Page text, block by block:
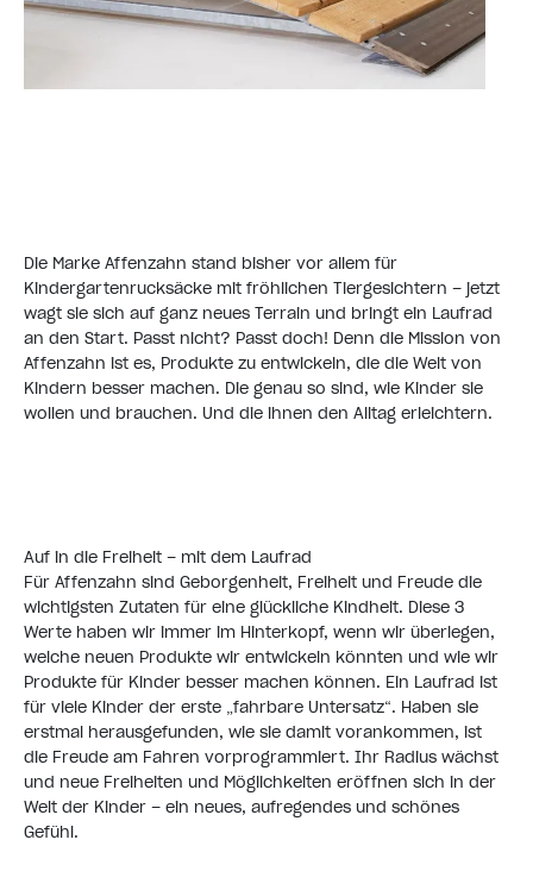
Die Marke Affenzahn stand bisher vor allem für
Kindergartenrucksäcke mit fröhlichen Tiergesichtern – jetzt
wagt sie sich auf ganz neues Terrain und bringt ein Laufrad
an den Start. Passt nicht? Passt doch! Denn die Mission von
Affenzahn ist es, Produkte zu entwickeln, die die Welt von
Kindern besser machen. Die genau so sind, wie Kinder sie
wollen und brauchen. Und die ihnen den Alltag erleichtern.
Auf in die Freiheit – mit dem Laufrad
Für Affenzahn sind Geborgenheit, Freiheit und Freude die
wichtigsten Zutaten für eine glückliche Kindheit. Diese 3
Werte haben wir immer im Hinterkopf, wenn wir überlegen,
welche neuen Produkte wir entwickeln könnten und wie wir
Produkte für Kinder besser machen können. Ein Laufrad ist
für viele Kinder der erste „fahrbare Untersatz“. Haben sie
erstmal herausgefunden, wie sie damit vorankommen, ist
die Freude am Fahren vorprogrammiert. Ihr Radius wächst
und neue Freiheiten und Möglichkeiten eröffnen sich in der
Welt der Kinder – ein neues, aufregendes und schönes
Gefühl.